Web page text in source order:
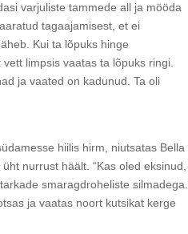
varjuliste tammede all ja mööda
tagaajamisest, et ei
Kui ta lõpuks hinge
limpsis vaatas ta lõpuks ringi.
ja vaated on kadunud. Ta oli
hiilis hirm, niutsatas Bella
nurrust häält. “Kas oled eksinud,
smaragdroheliste silmadega.
ja vaatas noort kutsikat kerge